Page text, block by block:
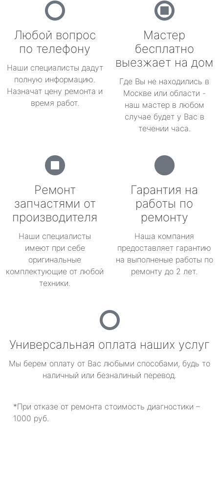
Любой вопрос
по телефону
Наши специалисты дадут
полную информацию.
Назначат цену ремонта и
время работ.
Мастер
бесплатно
выезжает на дом
Где Вы не находились в
Москве или области -
наш мастер в любом
случае будет у Вас в
течении часа.
Ремонт
запчастями от
производителя
Наши специалисты
имеют при себе
оригинальные
комплектующие от любой
техники.
Гарантия на
работы по
ремонту
Наша компания
предоставляет гарантию
на выполненые работы по
ремонту до 2 лет.
Универсальная оплата наших услуг
Мы берем оплату от Вас любыми способами, будь то
наличный или безналиный перевод.
*При отказе от ремонта стоимость диагностики –
1000 руб.